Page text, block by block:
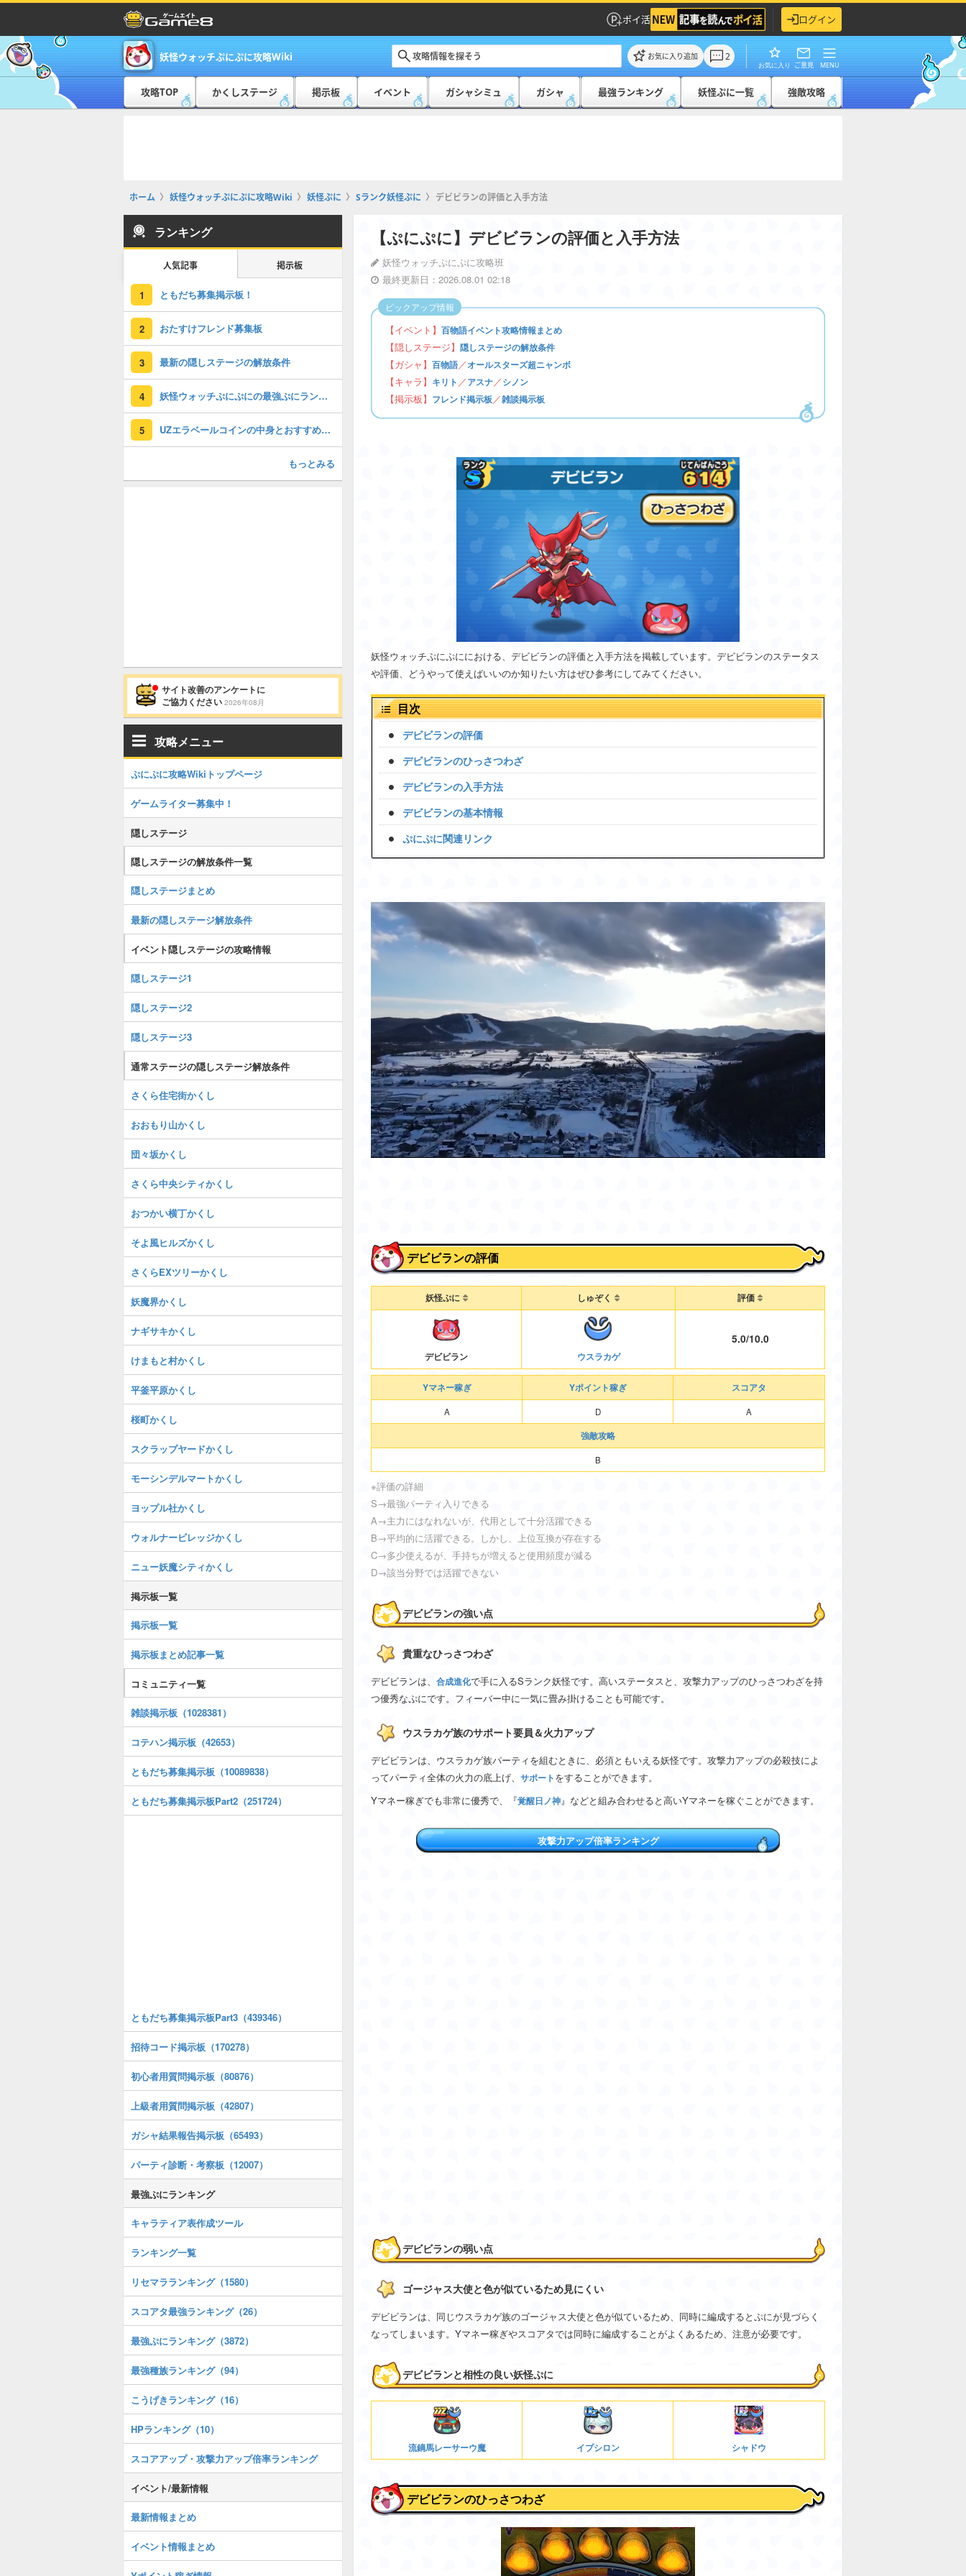
ポイ活 ログイン
妖怪ウォッチぷにぷに攻略Wiki お気に入り追加 2
お気に入り ご意見 MENU
攻略TOP かくしステージ 掲示板 イベント ガシャシミュ ガシャ 最強ランキング 妖怪ぷに一覧 強敵攻略
ホーム 妖怪ウォッチぷにぷに攻略Wiki 妖怪ぷに Sランク妖怪ぷに デビビランの評価と入手方法
【ぷにぷに】デビビランの評価と入手方法
妖怪ウォッチぷにぷに攻略班
最終更新日：2026.08.01 02:18
【イベント】 百物語イベント攻略情報まとめ
【隠しステージ】 隠しステージの解放条件
【ガシャ】 百物語／オールスターズ超ニャンボ
【キャラ】 キリト ／アスナ／シノン
【掲示板】 フレンド掲示板／雑談掲示板
ピックアップ情報
妖怪ウォッチぷにぷににおける、デビビランの評価と入手方法を掲載しています。デビビランのステータス
や評価、どうやって使えばいいのか知りたい方はぜひ参考にしてみてください。
目次
デビビランの評価
デビビランのひっさつわざ
デビビランの入手方法
デビビランの基本情報
ぷにぷに関連リンク
デビビランの評価
妖怪ぷに しゅぞく 評価
デビビラン ウスラカゲ
5.0/10.0
Yマネー稼ぎ Yポイント稼ぎ スコアタ
A D A
強敵攻略
B
※評価の詳細
S→最強パーティ入りできる
A→主力にはなれないが、代用として十分活躍できる
B→平均的に活躍できる。しかし、上位互換が存在する
C→多少使えるが、手持ちが増えると使用頻度が減る
D→該当分野では活躍できない
デビビランの強い点
貴重なひっさつわざ
デビビランは、 合成進化で手に入るSランク妖怪です。高いステータスと、攻撃力アップのひっさつわざを持
つ優秀なぷにです。フィーバー中に一気に畳み掛けることも可能です。
ウスラカゲ族のサポート要員＆火力アップ
デビビランは、ウスラカゲ族パーティを組むときに、必須ともいえる妖怪です。攻撃力アップの必殺技によ
ってパーティ全体の火力の底上げ、 サポートをすることができます。
Yマネー稼ぎでも非常に優秀で、『覚醒日ノ神』などと組み合わせると高いYマネーを稼ぐことができます。
攻撃力アップ倍率ランキング
デビビランの弱い点
ゴージャス大使と色が似ているため見にくい
デビビランは、同じウスラカゲ族のゴージャス大使と色が似ているため、同時に編成するとぷにが見づらく
なってしまいます。Yマネー稼ぎやスコアタでは同時に編成することがよくあるため、注意が必要です。
デビビランと相性の良い妖怪ぷに
流鏑馬レーサーウ魔 イプシロン シャドウ
デビビランのひっさつわざ
ランキング
人気記事 掲示板
1 ともだち募集掲示板！
2 おたすけフレンド募集板
3 最新の隠しステージの解放条件
4 妖怪ウォッチぷにぷにの最強ぷにランキング！
5 UZエラベールコインの中身とおすすめキャラ
もっとみる
サイト改善のアンケートに
ご協力ください 2026年08月
攻略メニュー
ぷにぷに攻略Wikiトップページ
ゲームライター募集中！
隠しステージ
隠しステージの解放条件一覧
隠しステージまとめ
最新の隠しステージ解放条件
イベント隠しステージの攻略情報
隠しステージ1
隠しステージ2
隠しステージ3
通常ステージの隠しステージ解放条件
さくら住宅街かくし
おおもり山かくし
団々坂かくし
さくら中央シティかくし
おつかい横丁かくし
そよ風ヒルズかくし
さくらEXツリーかくし
妖魔界かくし
ナギサキかくし
けまもと村かくし
平釜平原かくし
桜町かくし
スクラップヤードかくし
モーシンデルマートかくし
ヨップル社かくし
ウォルナービレッジかくし
ニュー妖魔シティかくし
掲示板一覧
掲示板一覧
掲示板まとめ記事一覧
コミュニティ一覧
雑談掲示板（1028381）
コテハン掲示板（42653）
ともだち募集掲示板（10089838）
ともだち募集掲示板Part2（251724）
ともだち募集掲示板Part3（439346）
招待コード掲示板（170278）
初心者用質問掲示板（80876）
上級者用質問掲示板（42807）
ガシャ結果報告掲示板（65493）
パーティ診断・考察板（12007）
最強ぷにランキング
キャラティア表作成ツール
ランキング一覧
リセマラランキング（1580）
スコアタ最強ランキング（26）
最強ぷにランキング（3872）
最強種族ランキング（94）
こうげきランキング（16）
HPランキング（10）
スコアアップ・攻撃力アップ倍率ランキング
イベント/最新情報
最新情報まとめ
イベント情報まとめ